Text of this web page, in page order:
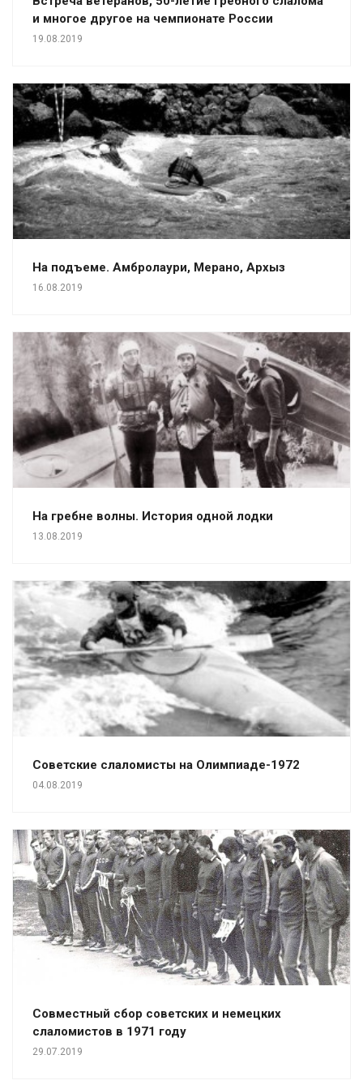
и многое другое на чемпионате России
19.08.2019
На подъеме. Амбролаури, Мерано, Архыз
16.08.2019
На гребне волны. История одной лодки
13.08.2019
Советские слаломисты на Олимпиаде-1972
04.08.2019
Совместный сбор советских и немецких
слаломистов в 1971 году
29.07.2019